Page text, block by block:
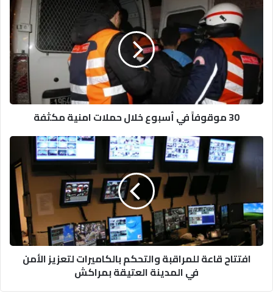
موقوفاً
خلال
حملات
امنية
مكثفة
30 موقوفاً في أسبوع خلال حملات امنية مكثفة
افتتاح
للمراقبة
لتعزيز
الأمن
في
المدينة
العتيقةافتتاح قاعة للمراقبة والتحكم بالكاميرات لتعزيز الأمن
في المدينة العتيقة بمراكش